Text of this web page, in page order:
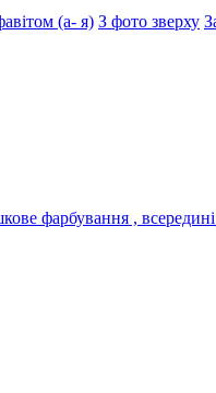
(а- я) З фото зверху
фарбування ,